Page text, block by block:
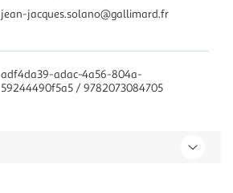
jean-jacques.solano@gallimard.fr
adf4da39-adac-4a56-804a-
59244490f5a5 / 9782073084705